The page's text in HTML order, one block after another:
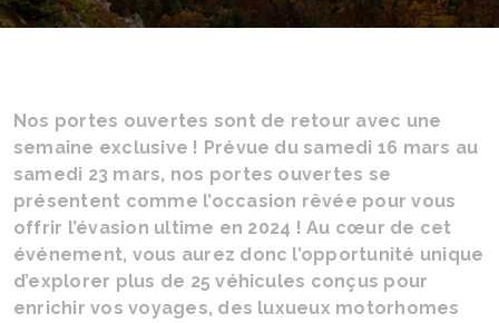
Nos portes ouvertes sont de retour avec une
semaine exclusive ! Prévue du samedi 16 mars au
samedi 23 mars, nos portes ouvertes se
présentent comme l’occasion rêvée pour vous
offrir l’évasion ultime en 2024 ! Au cœur de cet
événement, vous aurez donc l’opportunité unique
d’explorer plus de 25 véhicules conçus pour
enrichir vos voyages, des luxueux motorhomes